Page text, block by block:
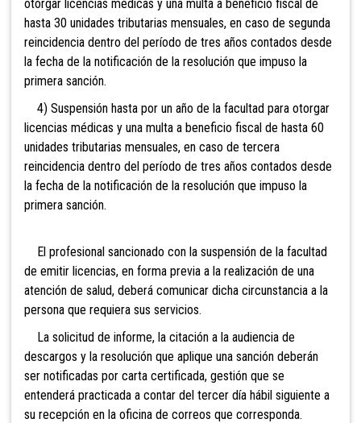
otorgar licencias médicas y una multa a beneficio fiscal de
hasta 30 unidades tributarias mensuales, en caso de segunda
reincidencia dentro del período de tres años contados desde
la fecha de la notificación de la resolución que impuso la
primera sanción.
4) Suspensión hasta por un año de la facultad para otorgar
licencias médicas y una multa a beneficio fiscal de hasta 60
unidades tributarias mensuales, en caso de tercera
reincidencia dentro del período de tres años contados desde
la fecha de la notificación de la resolución que impuso la
primera sanción.
El profesional sancionado con la suspensión de la facultad
de emitir licencias, en forma previa a la realización de una
atención de salud, deberá comunicar dicha circunstancia a la
persona que requiera sus servicios.
La solicitud de informe, la citación a la audiencia de
descargos y la resolución que aplique una sanción deberán
ser notificadas por carta certificada, gestión que se
entenderá practicada a contar del tercer día hábil siguiente a
su recepción en la oficina de correos que corresponda.